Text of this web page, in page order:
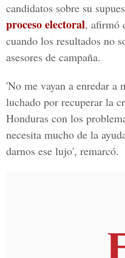
candidatos sobre su
proceso electoral, afirmó
cuando los resultados no
asesores de campaña.
'No me vayan a enredar a
luchado por recuperar la
Honduras con los
necesita mucho de la
darnos ese lujo', remarcó.